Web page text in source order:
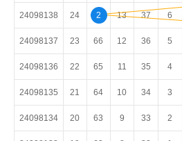
24098138 24 2 13 37 6
24098137 23 66 12 36 5
24098136 22 65 11 35 4
24098135 21 64 10 34 3
24098134 20 63 9 33 2